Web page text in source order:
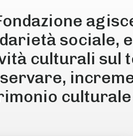
sociale,
culturali sul